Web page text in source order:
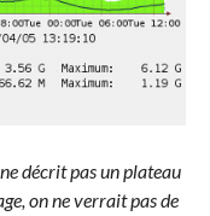
décrit pas un plateau
on ne verrait pas de